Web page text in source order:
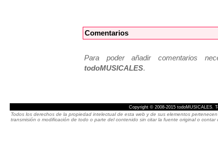
Comentarios
Para poder añadir comentarios
todoMUSICALES.
Copyright © 2008-2015 todoMUSICALES.
Todos los derechos de la propiedad intelectual de esta web y de sus elementos
transmisión o modificación de todo o parte del contenido sin citar la fuente original o